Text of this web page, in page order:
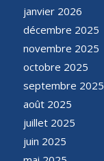
janvier 2026
décembre 2025
novembre 2025
octobre 2025
septembre 2025
août 2025
juillet 2025
juin 2025